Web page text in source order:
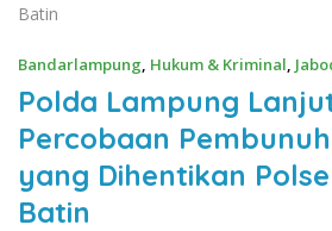
Batin
Bandarlampung, Hukum & Kriminal,
Polda Lampung
Percobaan
yang Dihentikan
Batin